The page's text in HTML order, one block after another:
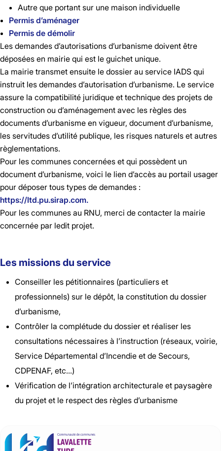
Autre que portant sur une maison individuelle
Permis d’aménager
Permis de démolir
Les demandes d’autorisations d’urbanisme doivent être
déposées en mairie qui est le guichet unique.
La mairie transmet ensuite le dossier au service IADS qui
instruit les demandes d’autorisation d’urbanisme. Le service
assure la compatibilité juridique et technique des projets de
construction ou d’aménagement avec les règles des
documents d’urbanisme en vigueur, document d’urbanisme,
les servitudes d’utilité publique, les risques naturels et autres
règlementations.
Pour les communes concernées et qui possèdent un
document d’urbanisme, voici le lien d’accès au portail usager
pour déposer tous types de demandes :
https://ltd.pu.sirap.com.
Pour les communes au RNU, merci de contacter la mairie
concernée par ledit projet.
Les missions du service
Conseiller les pétitionnaires (particuliers et
professionnels) sur le dépôt, la constitution du dossier
d’urbanisme,
Contrôler la complétude du dossier et réaliser les
consultations nécessaires à l’instruction (réseaux, voirie,
Service Départemental d’Incendie et de Secours,
CDPENAF, etc…)
Vérification de l’intégration architecturale et paysagère
du projet et le respect des règles d’urbanisme